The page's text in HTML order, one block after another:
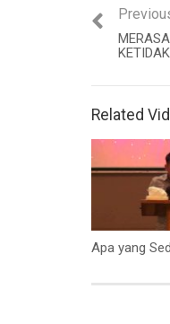
Related